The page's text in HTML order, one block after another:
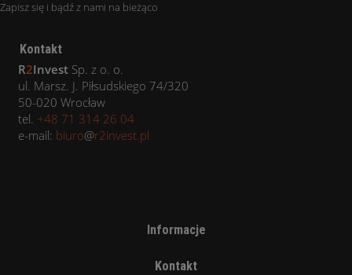
Zapisz się i bądź z nami na bieżąco
Kontakt
R2Invest Sp. z o. o.
ul. Marsz. J. Piłsudskiego 74/320
50-020 Wrocław
tel. +48 71 314 26 04
e-mail: biuro@r2invest.pl
Informacje
Kontakt